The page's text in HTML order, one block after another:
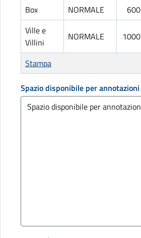
Box NORMALE 600
Ville e
Villini
NORMALE 1000
Stampa
Spazio disponibile per annotazioni